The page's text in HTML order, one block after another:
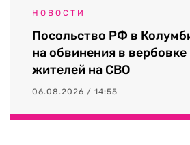
НОВОСТИ
Посольство РФ в
на обвинения в
жителей на СВО
06.08.2026 / 14:55